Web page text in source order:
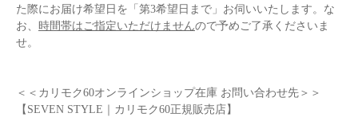
た際にお届け希望日を「第3希望日まで」お伺いいたします。な
お、 時間帯はご指定いただけませんので予めご了承くださいま
せ。
＜＜カリモク60オンラインショップ在庫 お問い合わせ先＞＞
【SEVEN STYLE｜カリモク60正規販売店】